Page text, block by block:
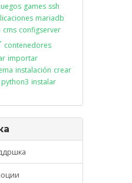
games ssh
mariadb
cms configserver
contenedores
importar
instalación crear
python3 instalar